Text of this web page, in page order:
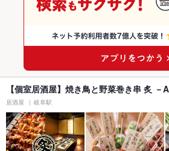
【個室居酒屋】焼き鳥と野菜巻き串 炙 －
居酒屋 岐阜駅